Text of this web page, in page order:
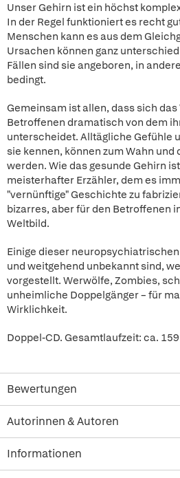
Unser Gehirn ist ein höchst
In der Regel funktioniert es recht
Menschen kann es aus dem
Ursachen können ganz
Fällen sind sie angeboren, in
bedingt.
Gemeinsam ist allen, dass sich
Betroffenen dramatisch von dem
unterscheidet. Alltägliche Gefühle
sie kennen, können zum Wahn
werden. Wie das gesunde Gehirn
meisterhafter Erzähler, dem es
"vernünftige" Geschichte zu
bizarres, aber für den Betroffenen
Weltbild.
Einige dieser
und weitgehend unbekannt sind,
vorgestellt. Werwölfe, Zombies,
unheimliche Doppelgänger – für
Wirklichkeit.
Doppel-CD. Gesamtlaufzeit: ca.
Bewertungen
Autorinnen & Autoren
Informationen